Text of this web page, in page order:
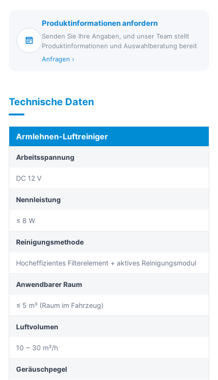
Produktinformationen anfordern
Senden Sie Ihre Angaben, und unser Team stellt
Produktinformationen und Auswahlberatung bereit
Anfragen ›
Technische Daten
Armlehnen-Luftreiniger
Arbeitsspannung
DC 12 V
Nennleistung
≤ 8 W
Reinigungsmethode
Hocheffizientes Filterelement + aktives Reinigungsmodul
Anwendbarer Raum
≤ 5 m³ (Raum im Fahrzeug)
Luftvolumen
10 ~ 30 m³/h
Geräuschpegel